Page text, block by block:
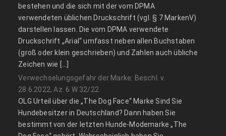
bestehen und die sich mit der vom DPMA
verwendeten üblichen Druckschrift (vgl. § 7 MarkenV)
darstellen lassen. Die vom DPMA verwendete
Druckschrift „Arial“ umfasst neben allen Buchstaben
(groß oder klein geschrieben) und Zahlen auch übliche
Zeichen wie […]
Verwechselungsgefahr der Marke: Beschl. v.
28.6.2022, Az. 6 W 32/22
OLG Urteil über die „The Dog Face“ Marke Sind Sie
Hundebesitzer in Deutschland? Dann haben Sie
bestimmt von der letzten Hunde-Modemarke „The